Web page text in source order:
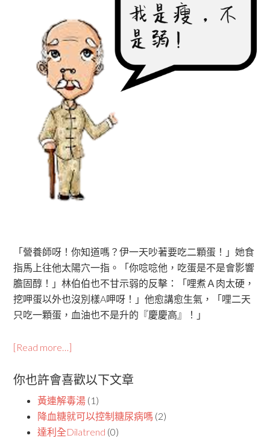
「營養師呀！你知道嗎？伊一天吵著要吃二顆蛋！」她食
指馬上往他太陽穴一指。「你唸唸他，吃蛋是不是會影響
膽固醇！」林伯伯也不甘示弱的反擊：「哩煮Ａ肉太硬，
挖呷蛋以外也沒別樣A呷呀！」他愈講愈生氣，「哩二天
只吃一顆蛋，血油也不是升的『慶慶高』！」
[Read more…]
你也許會喜歡以下文章
黃連解毒湯 (1)
降血糖就可以控制糖尿病嗎 (2)
達利全Dilatrend (0)